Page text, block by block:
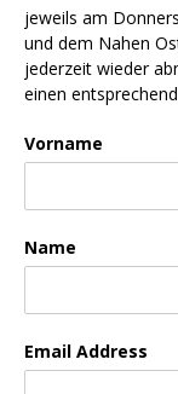
jeweils am
und dem Nahen
jederzeit wieder
einen
Vorname
Name
Email Address